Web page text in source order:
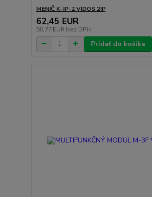
MENIČ K-IP-2 VIDOS 2IP
62,45 EUR
50,77 EUR bez DPH
Pridať do košíka